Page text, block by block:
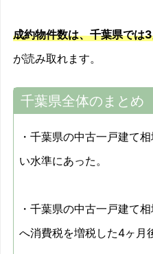
2011/05 -
2011/06
2011/07 -12.4%
2011/08 -
2011/09
2011/11 -5%
成約物件数は、千葉県では
が読み取れます。
千葉県全体のまとめ
・千葉県の中古一戸建て
い水準にあった。
・千葉県の中古一戸建て
へ消費税を増税した4ヶ月